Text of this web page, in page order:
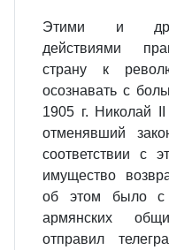
Этими и
действиями
страну к
осознавать с
1905 г. Николай II
отменявший
соответствии с
имущество
об этом было с
армянских
отправил